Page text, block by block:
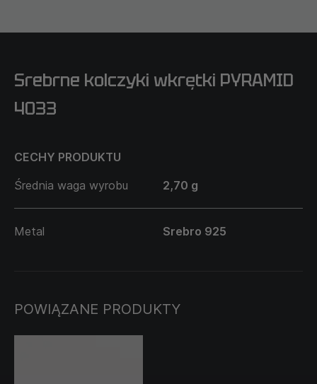
Srebrne kolczyki wkrętki PYRAMID
4033
CECHY PRODUKTU
Średnia waga wyrobu
2,70 g
Metal Srebro 925
POWIĄZANE PRODUKTY